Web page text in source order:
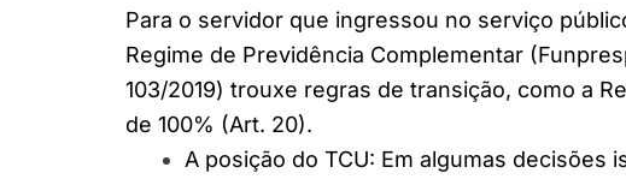
Para o servidor que ingressou no serviço
Regime de Previdência Complementar
103/2019) trouxe regras de transição, como a
de 100% (Art. 20).
A posição do TCU: Em algumas decisões